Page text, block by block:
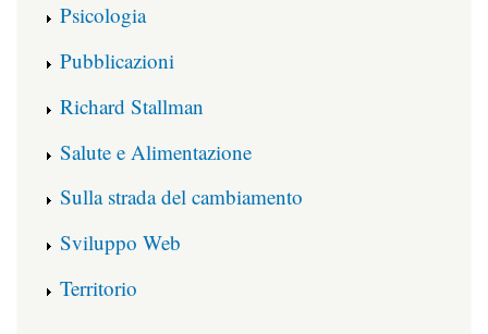
Psicologia
Pubblicazioni
Richard Stallman
Salute e Alimentazione
Sulla strada del cambiamento
Sviluppo Web
Territorio